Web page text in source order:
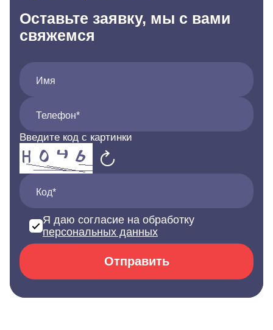
Оставьте заявку, мы с вами
свяжемся
Имя
Телефон*
Введите код с картинки
Код*
Я даю согласие на обработку
персональных данных
Отправить